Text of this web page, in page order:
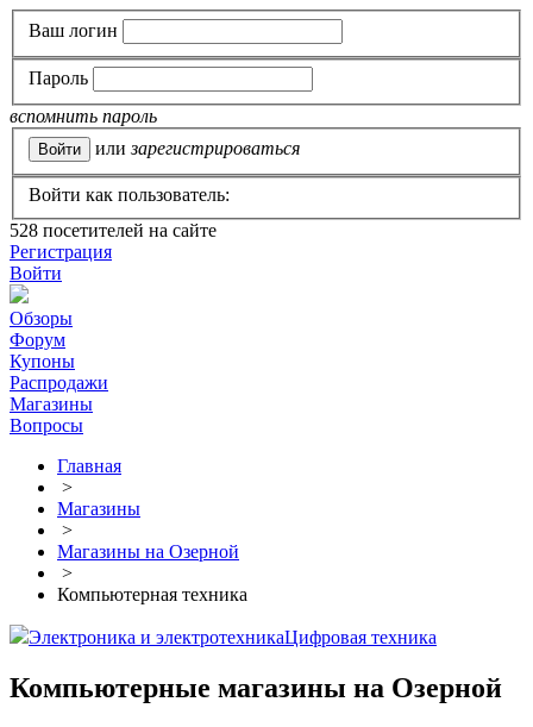
Ваш логин
Пароль
вспомнить пароль
или зарегистрироваться
Войти как пользователь:
528 посетителей на сайте
Регистрация
Войти
Обзоры
Форум
Купоны
Распродажи
Магазины
Вопросы
Главная
>
Магазины
>
Магазины на Озерной
>
Компьютерная техника
Электроника и электротехникаЦифровая техника
Компьютерные магазины на Озерной